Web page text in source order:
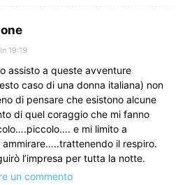
19:19
assisto a queste avventure
caso di una donna italiana) non
di pensare che esistono alcune
di quel coraggio che mi fanno
e mi limito a
il respiro.
l’impresa per tutta la notte.
un commento